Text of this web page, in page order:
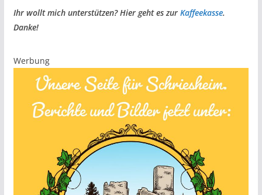
Ihr wollt mich unterstützen? Hier geht es zur Kaffeekasse.
Danke!
Werbung